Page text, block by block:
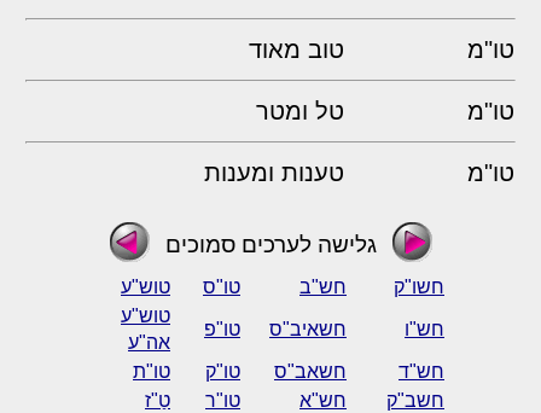
טו"מ טוב מאוד
טו"מ טל ומטר
טו"מ טענות ומענות
גלישה לערכים סמוכים
חשו"ק חש"ב טו"ס טוש"ע
חש"ו חשאיב"ס טו"פ
טוש"ע
אה"ע
חש"ד
חשאב"ס טו"ק
טו"ת
חשב"ק
חש"א טו"ר
טַ"ז